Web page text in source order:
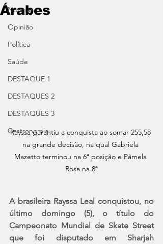
Notícias
Opinião
Política
Saúde
DESTAQUE 1
DESTAQUES 2
DESTAQUES 3
Gastronomia
Árabes
Rayssa garantiu a conquista ao somar 255,58
na grande decisão, na qual Gabriela
Mazetto terminou na 6ª posição e Pâmela
Rosa na 8ª
A brasileira Rayssa Leal conquistou, no
último domingo (5), o título do
Campeonato Mundial de Skate Street
que foi disputado em Sharjah